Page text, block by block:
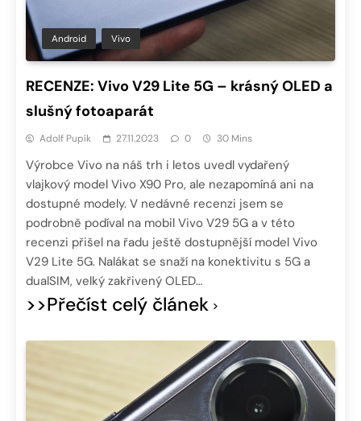
Android Vivo
RECENZE: Vivo V29 Lite 5G – krásný OLED a
slušný fotoaparát
Adolf Pupík 27.11.2023 0 30 Mins
Výrobce Vivo na náš trh i letos uvedl vydařený
vlajkový model Vivo X90 Pro, ale nezapomíná ani na
dostupné modely. V nedávné recenzi jsem se
podrobně podíval na mobil Vivo V29 5G a v této
recenzi přišel na řadu ještě dostupnější model Vivo
V29 Lite 5G. Nalákat se snaží na konektivitu s 5G a
dualSIM, velký zakřivený OLED…
>>Přečíst celý článek